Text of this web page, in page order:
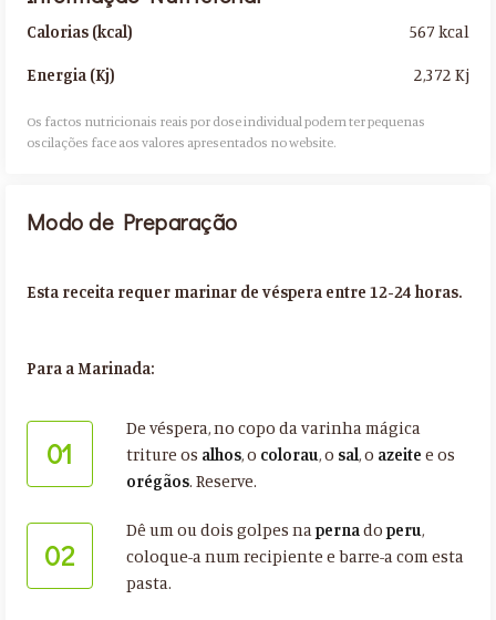
Calorias (kcal)
Energia (Kj)
567 kcal
2,372 Kj
Os factos nutricionais reais por dose individual podem ter pequenas
oscilações face aos valores apresentados no website.​
Modo de Preparação
Esta receita requer marinar de véspera entre 12-24 horas.
Para a Marinada:
01
De véspera, no copo da varinha mágica
triture os alhos, o colorau, o sal, o azeite e os
orégãos. Reserve.
02
Dê um ou dois golpes napernadoperu,
coloque-a num recipiente e barre-a com esta
pasta.